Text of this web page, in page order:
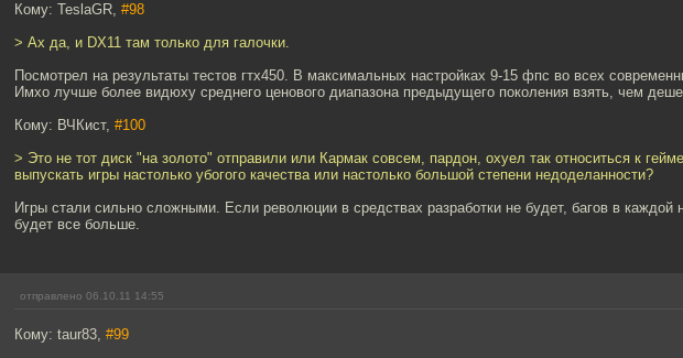
Кому: TeslaGR, #98
> Ах да, и DX11 там только для галочки.
Посмотрел на результаты тестов гтх450. В максимальных настройках 9-15 фпс во всех
Имхо лучше более видюху среднего ценового диапазона предыдущего поколения взять, чем
Кому: ВЧКист, #100
> Это не тот диск "на золото" отправили или Кармак совсем, пардон, охуел так относиться к
выпускать игры настолько убогого качества или настолько большой степени недоделанности?
Игры стали сильно сложными. Если революции в средствах разработки не будет, багов в каждой
будет все больше.
отправлено 06.10.11 14:55
Кому: taur83, #99